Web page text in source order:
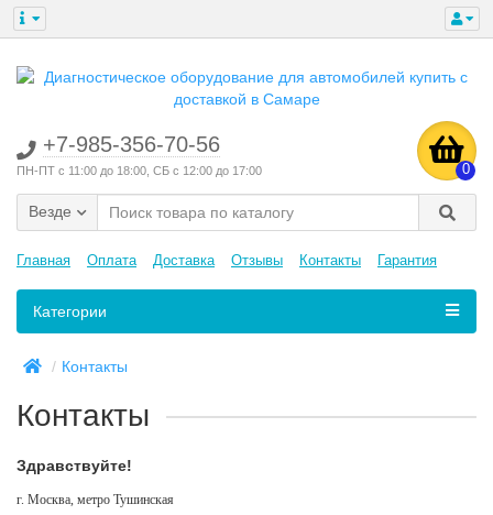
+7-985-356-70-56
ПН-ПТ с 11:00 до 18:00, СБ с 12:00 до 17:00 0
Везде
Главная Оплата Доставка Отзывы Контакты Гарантия
Категории
Контакты
Контакты
Здравствуйте!
г. Москва, метро Тушинская